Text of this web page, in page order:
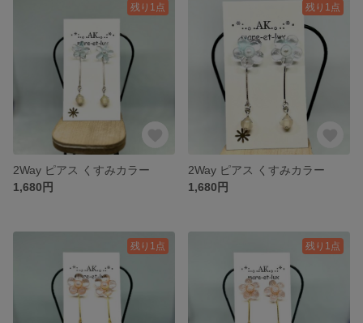
残り1点
2Way ピアス くすみカラー
1,680円
残り1点
2Way ピアス くすみカラー
1,680円
残り1点 残り1点